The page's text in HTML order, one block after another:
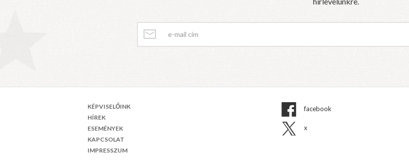
KÉPVISELŐINK
HÍREK
ESEMÉNYEK
KAPCSOLAT
IMPRESSZUM
facebook
x